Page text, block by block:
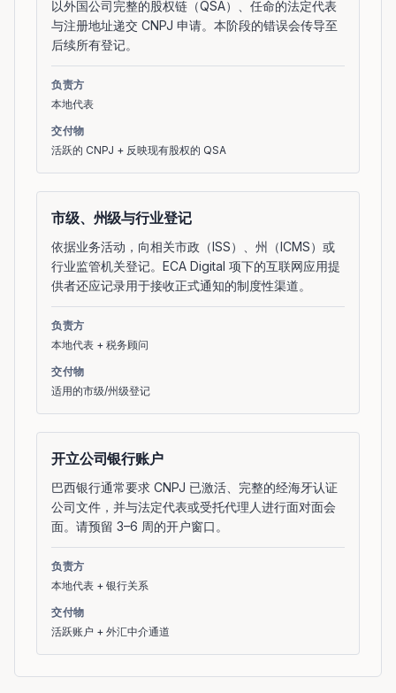
以外国公司完整的股权链（QSA）、任命的法定代表
与注册地址递交 CNPJ 申请。本阶段的错误会传导至
后续所有登记。
负责方
本地代表
交付物
活跃的 CNPJ + 反映现有股权的 QSA
市级、州级与行业登记
依据业务活动，向相关市政（ISS）、州（ICMS）或
行业监管机关登记。ECA Digital 项下的互联网应用提
供者还应记录用于接收正式通知的制度性渠道。
负责方
本地代表 + 税务顾问
交付物
适用的市级/州级登记
开立公司银行账户
巴西银行通常要求 CNPJ 已激活、完整的经海牙认证
公司文件，并与法定代表或受托代理人进行面对面会
面。请预留 3–6 周的开户窗口。
负责方
本地代表 + 银行关系
交付物
活跃账户 + 外汇中介通道